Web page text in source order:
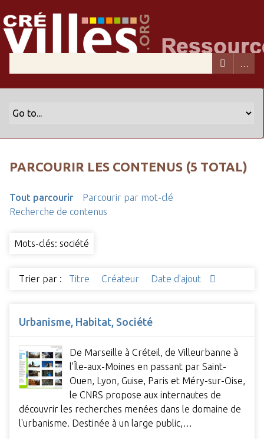
PARCOURIR LES CONTENUS (5 TOTAL)
Tout parcourir
Parcourir par mot-clé
Recherche de contenus
Mots-clés: société
Trier par : Titre Créateur Date d'ajout
Urbanisme, Habitat, Société
De Marseille à Créteil, de Villeurbanne à
l'Île-aux-Moines en passant par Saint-
Ouen, Lyon, Guise, Paris et Méry-sur-Oise,
le CNRS propose aux internautes de
découvrir les recherches menées dans le domaine de
l'urbanisme. Destinée à un large public,…